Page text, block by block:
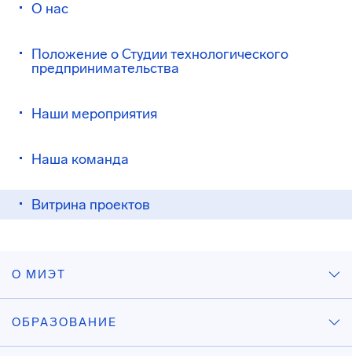
О нас
Положение о Студии технологического
предпринимательства
Наши мероприятия
Наша команда
Витрина проектов
О МИЭТ
ОБРАЗОВАНИЕ